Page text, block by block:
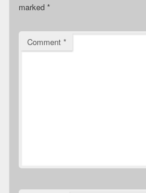
marked *
Comment *